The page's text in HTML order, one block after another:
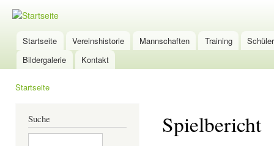
Wölfersheim
Tischtennis
Hauptmenü
Startseite Vereinshistorie Mannschaften Training
Bildergalerie
Kontakt
Startseite
Suche Spielbericht